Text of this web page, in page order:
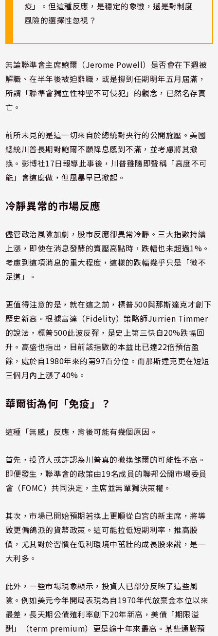
疫」。但這種反應，是穩定的象徵，還是對制度
風險的選擇性忽視？
無論聯準會主席鮑爾（Jerome Powell）是否會在下週被
解職、在半年後被迫辭職，或是撐到任期明年五月屆滿，
所謂「聯準會獨立性神聖不可侵犯」的觀念，已然名存實
亡。
前所未見的是這一切來自於總統對央行的公開施壓。美國
總統川普長期對鮑爾不願降息感到不滿，並考慮將其撤
換。彭博社17日報導此事後，川普雖隨即聲稱「高度不可
能」會這麼做，但風暴早已掀起。
冷靜異常的市場反應
儘管政治風險加劇，股市反應卻異常冷靜。三大指數持續
上漲，即使在消息發酵的賣壓高點時，跌幅也未超過1%。
考慮到這項消息的重大程度，這樣的跌幅幾乎只是「微不
足道」。
更值得注意的是，就在這之前，標普500與那斯達克才創下
歷史新高。根據富達（Fidelity）策略師Jurrien Timmer
的說法，標普500此波反彈，是史上第三快自20%跌幅回
升。高盛也指出，目前該指數的本益比已達22倍預估盈
餘，處於自1980年來的第97百分位。而那斯達克更在短短
三個月內上漲了40%。
華爾街為何「免疫」？
這種「無感」反應，背後可能有幾個原因。
首先，投資人或許認為川普真的撤換鮑爾的可能性不高。
即便發生，聯準會的政策由19名成員的聯邦公開市場委員
會（FOMC）共同決定，主席並無單獨決策權。
其次，市場已開始預期若換上更順從白宮的新主席，將導
致更偏鴿派的貨幣政策。這可能拉低短期利率，推高股
價，尤其對於習慣在低利環境中茁壯的成長股來說，是一
大利多。
此外，一些市場現象顯示，投資人已部分反映了這些風
險。例如美元今年開局表現為自1970年代放棄金本位以來
最差，長天期公債殖利率創下20年新高，美債「期限溢
酬」（term premium）更是逾十年來最高。某些通膨預